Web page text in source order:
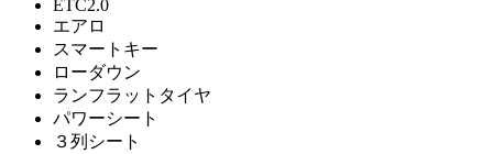
ETC2.0
エアロ
スマートキー
ローダウン
ランフラットタイヤ
パワーシート
３列シート